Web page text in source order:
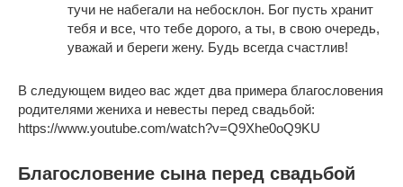
тучи не набегали на небосклон. Бог пусть хранит
тебя и все, что тебе дорого, а ты, в свою очередь,
уважай и береги жену. Будь всегда счастлив!
В следующем видео вас ждет два примера благословения
родителями жениха и невесты перед свадьбой:
https://www.youtube.com/watch?v=Q9Xhe0oQ9KU
Благословение сына перед свадьбой